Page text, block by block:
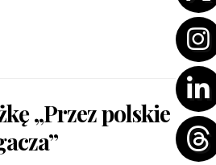
„Przez polskie